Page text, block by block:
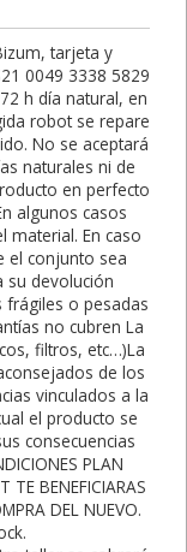
tarjeta y
0049 3338 5829
h día natural, en
robot se repare
No se aceptará
naturales ni de
en perfecto
algunos casos
material. En caso
el conjunto sea
su devolución
frágiles o pesadas
no cubren La
filtros, etc…)La
de los
vinculados a la
el producto se
consecuencias
PLAN
TE BENEFICIARAS
DEL NUEVO.